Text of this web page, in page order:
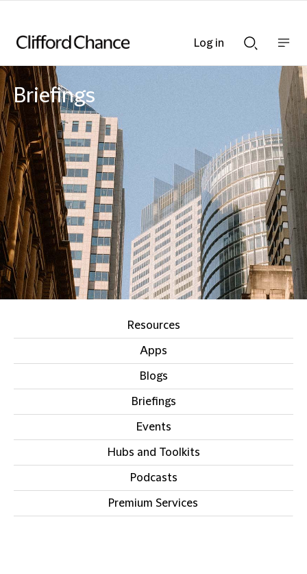
Searchnav
bar
Briefings
Resources
Apps
Blogs
Briefings
Events
Hubs and Toolkits
Podcasts
Premium Services
Log in